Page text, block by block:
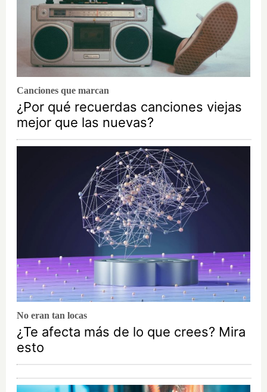
Canciones que marcan
¿Por qué recuerdas canciones viejas
mejor que las nuevas?
No eran tan locas
¿Te afecta más de lo que crees? Mira
esto